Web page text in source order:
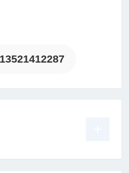
仪器仪表、零配件，保证*。
13521412287